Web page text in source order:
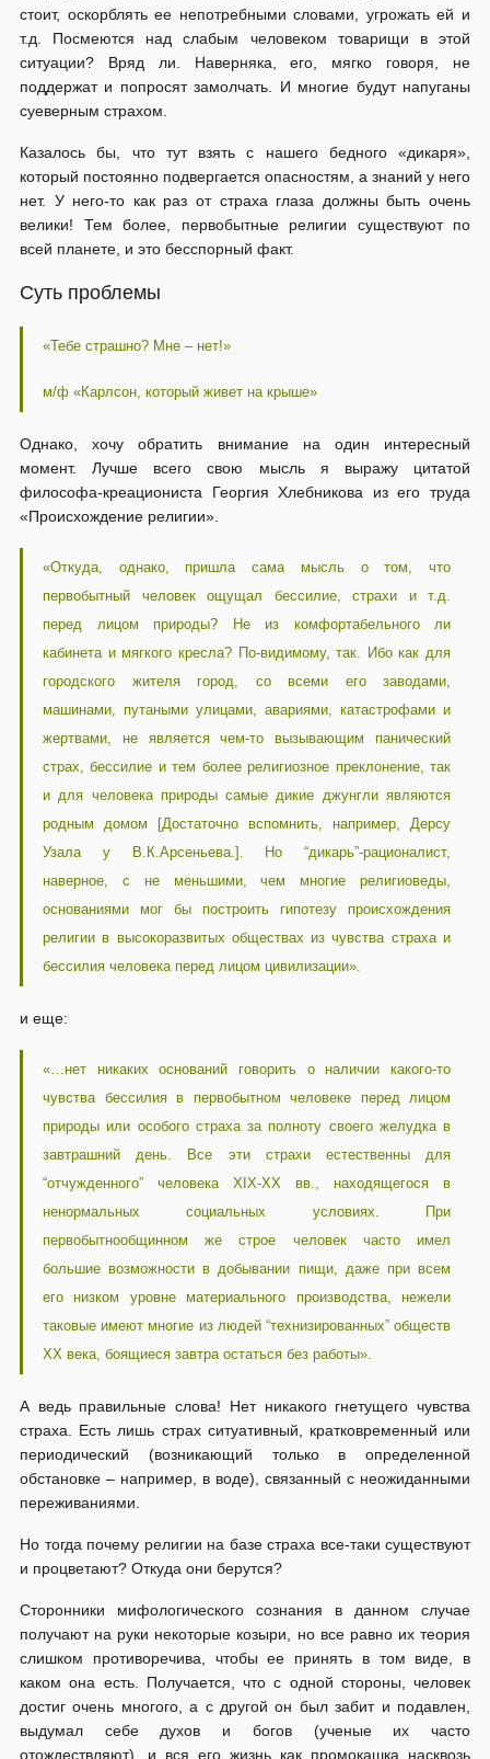
стоит, оскорблять ее непотребными словами, угрожать ей и
т.д. Посмеются над слабым человеком товарищи в этой
ситуации? Вряд ли. Наверняка, его, мягко говоря, не
поддержат и попросят замолчать. И многие будут напуганы
суеверным страхом.
Казалось бы, что тут взять с нашего бедного «дикаря»,
который постоянно подвергается опасностям, а знаний у него
нет. У него-то как раз от страха глаза должны быть очень
велики! Тем более, первобытные религии существуют по
всей планете, и это бесспорный факт.
Суть проблемы
«Тебе страшно? Мне – нет!»
м/ф «Карлсон, который живет на крыше»
Однако, хочу обратить внимание на один интересный
момент. Лучше всего свою мысль я выражу цитатой
философа-креациониста Георгия Хлебникова из его труда
«Происхождение религии».
«Откуда, однако, пришла сама мысль о том, что
первобытный человек ощущал бессилие, страхи и т.д.
перед лицом природы? Не из комфортабельного ли
кабинета и мягкого кресла? По-видимому, так. Ибо как для
городского жителя город, со всеми его заводами,
машинами, путаными улицами, авариями, катастрофами и
жертвами, не является чем-то вызывающим панический
страх, бессилие и тем более религиозное преклонение, так
и для человека природы самые дикие джунгли являются
родным домом [Достаточно вспомнить, например, Дерсу
Узала у В.К.Арсеньева.]. Но “дикарь”-рационалист,
наверное, с не меньшими, чем многие религиоведы,
основаниями мог бы построить гипотезу происхождения
религии в высокоразвитых обществах из чувства страха и
бессилия человека перед лицом цивилизации».
и еще:
«…нет никаких оснований говорить о наличии какого-то
чувства бессилия в первобытном человеке перед лицом
природы или особого страха за полноту своего желудка в
завтрашний день. Все эти страхи естественны для
“отчужденного” человека XIX-XX вв., находящегося в
ненормальных социальных условиях. При
первобытнообщинном же строе человек часто имел
большие возможности в добывании пищи, даже при всем
его низком уровне материального производства, нежели
таковые имеют многие из людей “технизированных” обществ
XX века, боящиеся завтра остаться без работы».
А ведь правильные слова! Нет никакого гнетущего чувства
страха. Есть лишь страх ситуативный, кратковременный или
периодический (возникающий только в определенной
обстановке – например, в воде), связанный с неожиданными
переживаниями.
Но тогда почему религии на базе страха все-таки существуют
и процветают? Откуда они берутся?
Сторонники мифологического сознания в данном случае
получают на руки некоторые козыри, но все равно их теория
слишком противоречива, чтобы ее принять в том виде, в
каком она есть. Получается, что с одной стороны, человек
достиг очень многого, а с другой он был забит и подавлен,
выдумал себе духов и богов (ученые их часто
отождествляют), и вся его жизнь как промокашка насквозь